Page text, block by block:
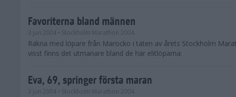
Favoriterna bland männen
3 jun 2004 • Stockholm Marathon 2004
Räkna med löpare från Marocko i täten av årets Stockholm
visst finns det utmanare bland de här elitlöparna:
Eva, 69, springer första maran
3 jun 2004 • Stockholm Marathon 2004